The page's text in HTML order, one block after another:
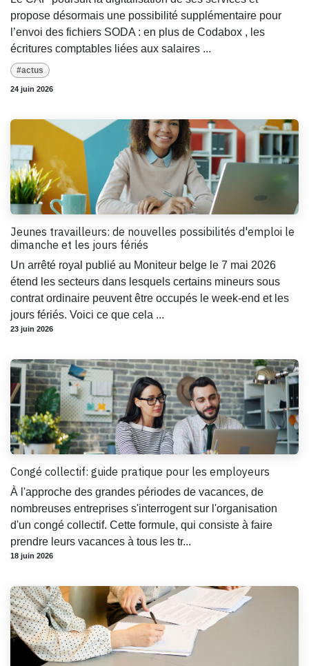
propose désormais une possibilité supplémentaire pour
l’envoi des fichiers SODA : en plus de Codabox , les
écritures comptables liées aux salaires ...
#actus
24 juin 2026
Jeunes travailleurs: de nouvelles possibilités d'emploi le
dimanche et les jours fériés
Un arrêté royal publié au Moniteur belge le 7 mai 2026
étend les secteurs dans lesquels certains mineurs sous
contrat ordinaire peuvent être occupés le week-end et les
jours fériés. Voici ce que cela ...
23 juin 2026
Congé collectif: guide pratique pour les employeurs
À l'approche des grandes périodes de vacances, de
nombreuses entreprises s'interrogent sur l'organisation
d'un congé collectif. Cette formule, qui consiste à faire
prendre leurs vacances à tous les tr...
18 juin 2026